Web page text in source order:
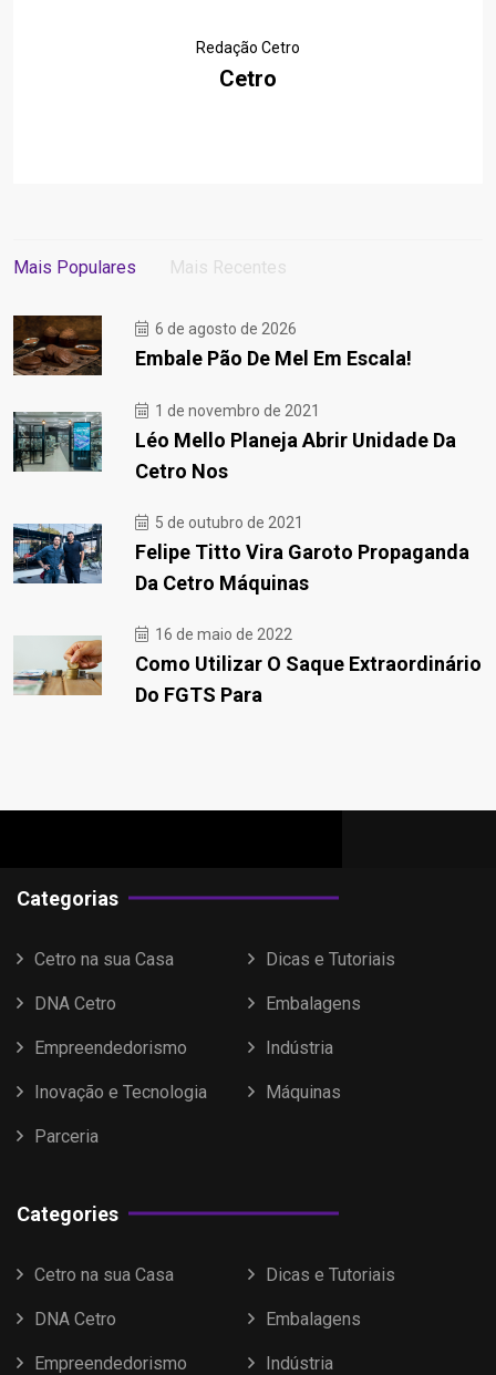
Redação Cetro
Cetro
Mais Populares Mais Recentes
6 de agosto de 2026
Embale Pão De Mel Em Escala!
1 de novembro de 2021
Léo Mello Planeja Abrir Unidade Da
Cetro Nos
5 de outubro de 2021
Felipe Titto Vira Garoto Propaganda
Da Cetro Máquinas
16 de maio de 2022
Como Utilizar O Saque Extraordinário
Do FGTS Para
Categorias
Cetro na sua Casa Dicas e Tutoriais
DNA Cetro Embalagens
Empreendedorismo Indústria
Inovação e Tecnologia Máquinas
Parceria
Categories
Cetro na sua Casa Dicas e Tutoriais
DNA Cetro Embalagens
Empreendedorismo Indústria